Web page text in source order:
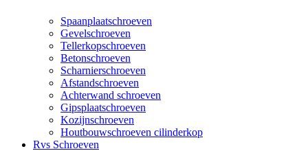
Spaanplaatschroeven
Gevelschroeven
Tellerkopschroeven
Betonschroeven
Scharnierschroeven
Afstandschroeven
Achterwand schroeven
Gipsplaatschroeven
Kozijnschroeven
Houtbouwschroeven cilinderkop
Rvs Schroeven